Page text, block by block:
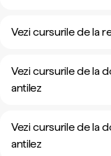
Vezi cursurile de la
Vezi cursurile de la
antilez
Vezi cursurile de la
antilez